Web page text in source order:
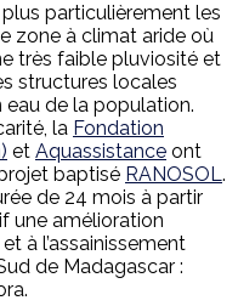
plus particulièrement les
zone à climat aride où
très faible pluviosité et
structures locales
eau de la population.
la Fondation
et Aquassistance ont
baptisé RANOSOL.
de 24 mois à partir
une amélioration
à l’assainissement
de Madagascar :